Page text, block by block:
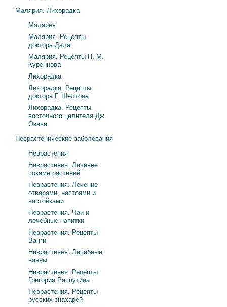
Малярия. Лихорадка
Малярия
Малярия. Рецепты
доктора Даля
Малярия. Рецепты П. М.
Куреннова
Лихорадка
Лихорадка. Рецепты
доктора Г. Шелтона
Лихорадка. Рецепты
восточного целителя Дж.
Озава
Неврастенические заболевания
Неврастения
Неврастения. Лечение
соками растений
Неврастения. Лечение
отварами, настоями и
настойками
Неврастения. Чаи и
лечебные напитки
Неврастения. Рецепты
Ванги
Неврастения. Лечебные
ванны
Неврастения. Рецепты
Григория Распутина
Неврастения. Рецепты
русских знахарей